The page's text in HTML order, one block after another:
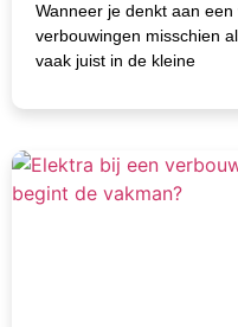
Wanneer je denkt aan
verbouwingen misschien
vaak juist in de kleine